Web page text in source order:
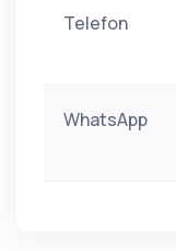
Telefon
WhatsApp